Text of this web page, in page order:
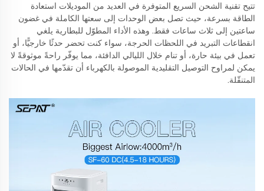
تتيح تقنية الشحن السريع المتوفرة في العديد من الموديلات استعادة
الطاقة بسرعة، حيث تصل بعض الوحدات إلى سعتها الكاملة في غضون
ساعتين إلى ثلاث ساعات فقط. وهذه الأداء المطوّل للبطارية يلغي
انقطاعات التبريد في اللحظات الحرجة، سواء كنت تحضر حدثًا خارجيًّا، أو
تعمل في بيئة حارة، أو تنام خلال الليالي الدافئة، مما يوفّر راحةً موثوقةً لا
يمكن لمراوح التوصيل التقليدية الموصولة بالكهرباء أن تقدّمها في الحالات
المتنقّلة.